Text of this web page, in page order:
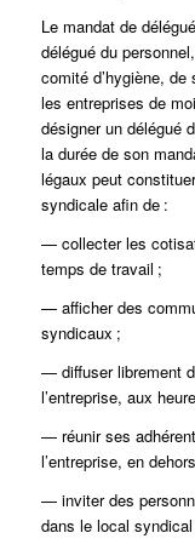
Le mandat de
délégué du
comité d’hygiène,
les entreprises de
désigner un délégué
la durée de son
légaux peut
syndicale afin de :
— collecter les
temps de travail ;
— afficher des
syndicaux ;
— diffuser librement
l’entreprise, aux
— réunir ses
l’entreprise, en
— inviter des
dans le local syndical